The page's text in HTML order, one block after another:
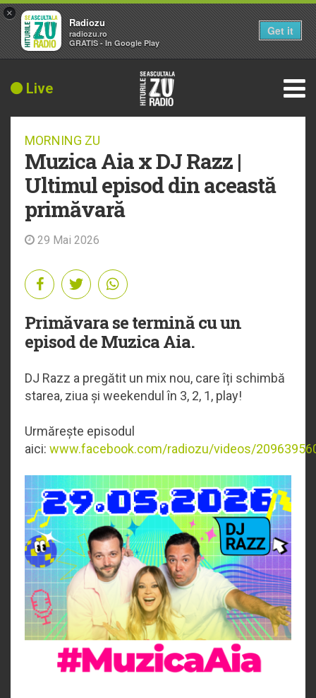
Live
MORNING ZU
Muzica Aia x DJ Razz |
Ultimul episod din această
primăvară
29 Mai 2026
Primăvara se termină cu un
episod de Muzica Aia.
DJ Razz a pregătit un mix nou, care îți schimbă
starea, ziua și weekendul în 3, 2, 1, play!
Urmărește episodul
aici: www.facebook.com/radiozu/videos/
×
Radiozu
radiozu.ro
GRATIS - In Google Play
Get it